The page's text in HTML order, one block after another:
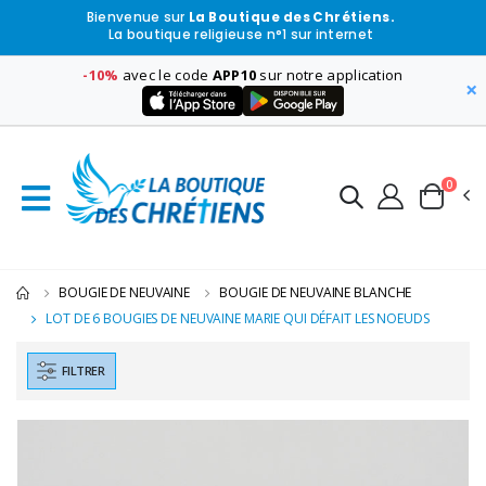
Bienvenue sur La Boutique des Chrétiens.
La boutique religieuse n°1 sur internet
-10% avec le code APP10 sur notre application
×
0
BOUGIE DE NEUVAINE
BOUGIE DE NEUVAINE BLANCHE
LOT DE 6 BOUGIES DE NEUVAINE MARIE QUI DÉFAIT LES NOEUDS
FILTRER